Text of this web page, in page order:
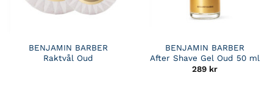
BENJAMIN BARBER
Raktvål Oud
BENJAMIN BARBER
After Shave Gel Oud 50 ml
289 kr